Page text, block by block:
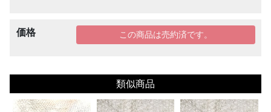
価格 この商品は売約済です。
類似商品